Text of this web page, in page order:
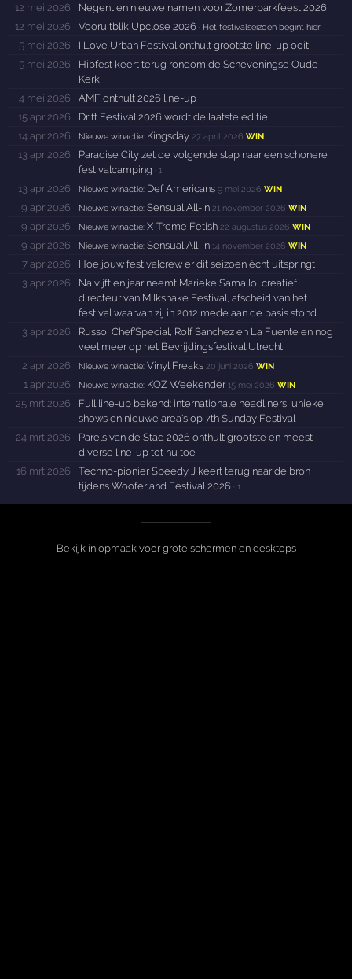
12 mei 2026
Negentien nieuwe namen voor Zomerparkfeest 2026
12 mei 2026
Vooruitblik Upclose 2026 · Het festivalseizoen begint hier
5 mei 2026
I Love Urban Festival onthult grootste line-up ooit
5 mei 2026
Hipfest keert terug rondom de Scheveningse Oude
Kerk
4 mei 2026
AMF onthult 2026 line-up
15 apr 2026
Drift Festival 2026 wordt de laatste editie
14 apr 2026
Nieuwe winactie: Kingsday27 april 2026 WIN
13 apr 2026
Paradise City zet de volgende stap naar een schonere
festivalcamping
1
13 apr 2026 Nieuwe winactie: Def Americans9 mei 2026 WIN
9 apr 2026 Nieuwe winactie: Sensual All-In21 november 2026 WIN
9 apr 2026 Nieuwe winactie: X-Treme Fetish22 augustus 2026 WIN
9 apr 2026 Nieuwe winactie: Sensual All-In 14 november 2026 WIN
7 apr 2026
Hoe jouw festivalcrew er dit seizoen écht uitspringt
3 apr 2026
Na vijftien jaar neemt Marieke Samallo, creatief
directeur van Milkshake Festival, afscheid van het
festival waarvan zij in 2012 mede aan de basis stond.
3 apr 2026
Russo, Chef'Special, Rolf Sanchez en La Fuente en nog
veel meer op het Bevrijdingsfestival Utrecht
2 apr 2026
Nieuwe winactie: Vinyl Freaks20 juni 2026 WIN
1 apr 2026 Nieuwe winactie: KOZ Weekender 15 mei 2026 WIN
25 mrt 2026
Full line-up bekend: internationale headliners, unieke
shows en nieuwe area's op 7th Sunday Festival
24 mrt 2026
Parels van de Stad 2026 onthult grootste en meest
diverse line-up tot nu toe
16 mrt 2026
Techno-pionier Speedy J keert terug naar de bron
tijdens Wooferland Festival 2026
1
Bekijk in opmaak voor grote schermen en desktops